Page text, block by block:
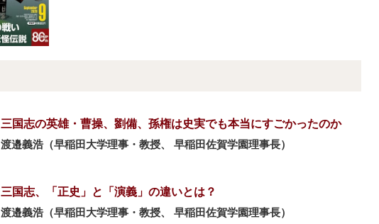
三国志の英雄・曹操、劉備、孫権は史実でも本当にすごかったのか
渡邉義浩（早稲田大学理事・教授、 早稲田佐賀学園理事長）
三国志、「正史」と「演義」の違いとは？
渡邉義浩（早稲田大学理事・教授、 早稲田佐賀学園理事長）